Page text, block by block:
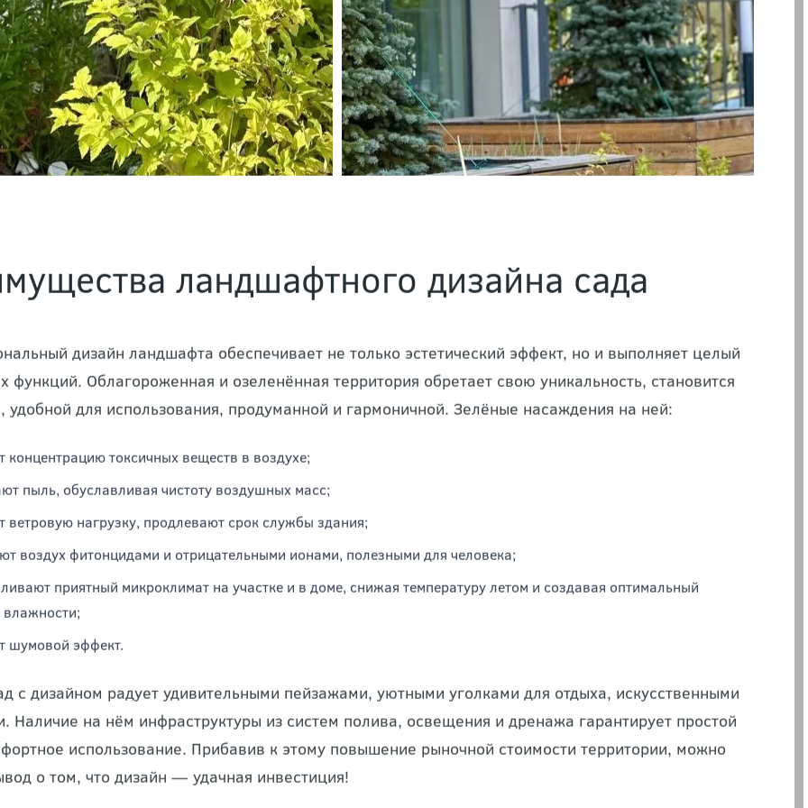
ландшафтного дизайна сада
дизайн ландшафта обеспечивает не только эстетический эффект, но и выполняет целый
удобной для использования, продуманной и гармоничной. Зелёные насаждения на ней:
концентрацию токсичных веществ в воздухе;
пыль, обуславливая чистоту воздушных масс;
ветровую нагрузку, продлевают срок службы здания;
воздух фитонцидами и отрицательными ионами, полезными для человека;
приятный микроклимат на участке и в доме, снижая температуру летом и создавая оптимальный
шумовой эффект.
с дизайном радует удивительными пейзажами, уютными уголками для отдыха, искусственными
Наличие на нём инфраструктуры из систем полива, освещения и дренажа гарантирует простой